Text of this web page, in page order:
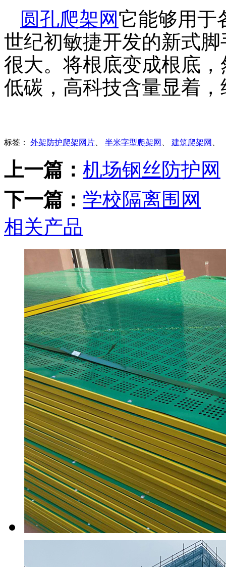
圆孔爬架网它能够用于
世纪初敏捷开发的新式
很大。将根底变成根底
低碳，高科技含量显着
标签： 外架防护爬架网片 半米字型爬架网 建筑爬架网
上一篇： 机场钢丝防护网
下一篇： 学校隔离围网
相关产品